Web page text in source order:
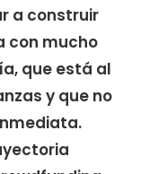
a construir
con mucho
que está al
y que no